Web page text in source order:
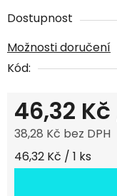
Dostupnost
Možnosti doručení
Kód:
46,32 Kč
38,28 Kč bez DPH
Měrná cena:
46,32 Kč / 1 ks